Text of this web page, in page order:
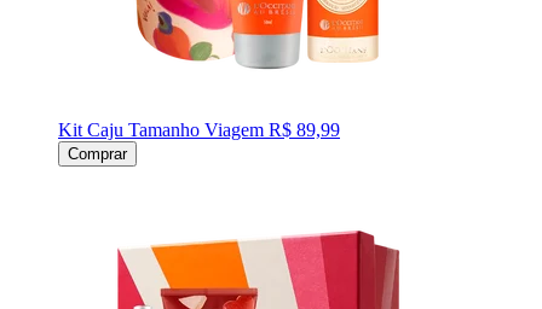
Kit Caju Tamanho Viagem R$ 89,99
Comprar